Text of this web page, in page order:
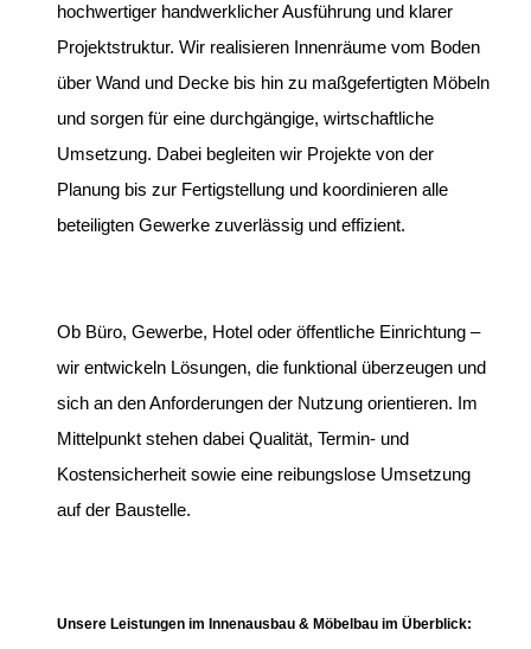
hochwertiger handwerklicher Ausführung und klarer
Projektstruktur. Wir realisieren Innenräume vom Boden
über Wand und Decke bis hin zu maßgefertigten Möbeln
und sorgen für eine durchgängige, wirtschaftliche
Umsetzung. Dabei begleiten wir Projekte von der
Planung bis zur Fertigstellung und koordinieren alle
beteiligten Gewerke zuverlässig und effizient.
Ob Büro, Gewerbe, Hotel oder öffentliche Einrichtung –
wir entwickeln Lösungen, die funktional überzeugen und
sich an den Anforderungen der Nutzung orientieren. Im
Mittelpunkt stehen dabei Qualität, Termin- und
Kostensicherheit sowie eine reibungslose Umsetzung
auf der Baustelle.
Unsere Leistungen im Innenausbau & Möbelbau im Überblick: